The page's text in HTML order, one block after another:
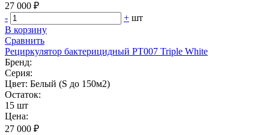
27 000 ₽
-
+ шт
В корзину
Сравнить
Рециркулятор бактерицидный РТ007 Triple White
Бренд:
Серия:
Цвет: Белый (S до 150м2)
Остаток:
15 шт
Цена:
27 000 ₽